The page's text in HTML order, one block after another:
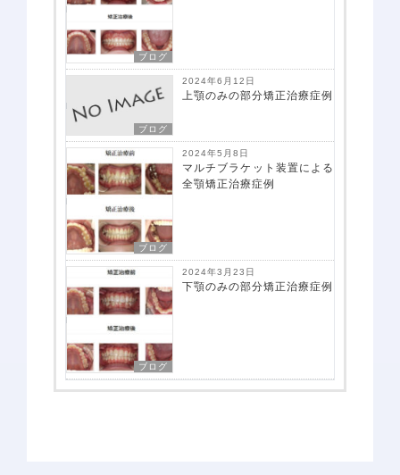
施設基準の届け出
予防歯科
虫歯・感染根菅治療
インプラント
親知らずの抜歯
入れ歯・義歯
矯正治療の期間と流れ
ブログ
ブログ
2024年6月12日
上顎のみの部分矯正治療症例
ブログ
2024年5月8日
マルチブラケット装置による
全顎矯正治療症例
ブログ
2024年3月23日
下顎のみの部分矯正治療症例